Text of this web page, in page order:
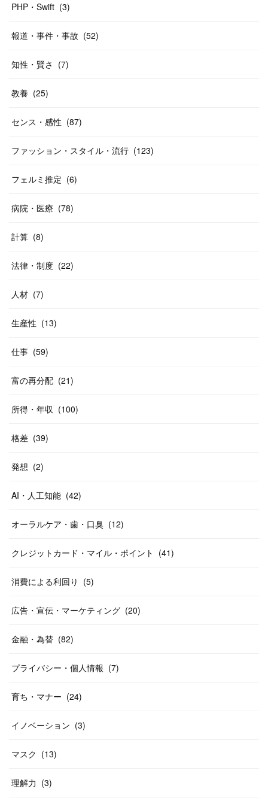
PHP・Swift (3)
報道・事件・事故 (52)
知性・賢さ (7)
教養 (25)
センス・感性 (87)
ファッション・スタイル・流行 (123)
フェルミ推定 (6)
病院・医療 (78)
計算 (8)
法律・制度 (22)
人材 (7)
生産性 (13)
仕事 (59)
富の再分配 (21)
所得・年収 (100)
格差 (39)
発想 (2)
AI・人工知能 (42)
オーラルケア・歯・口臭 (12)
クレジットカード・マイル・ポイント (41)
消費による利回り (5)
広告・宣伝・マーケティング (20)
金融・為替 (82)
プライバシー・個人情報 (7)
育ち・マナー (24)
イノベーション (3)
マスク (13)
理解力 (3)